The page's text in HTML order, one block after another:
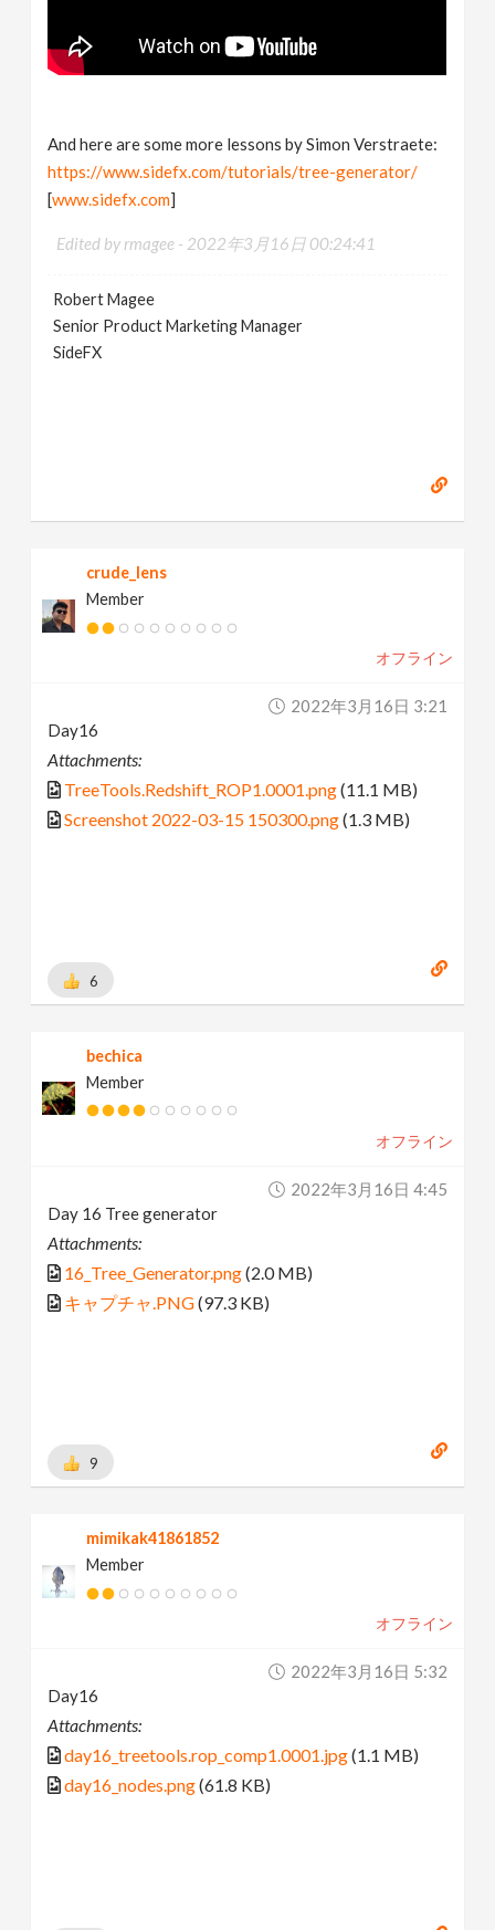
And here are some more lessons by Simon Verstraete:
https://www.sidefx.com/tutorials/tree-generator/
[www.sidefx.com]
Edited by rmagee - 2022年3月16日 00:24:41
Robert Magee
Senior Product Marketing Manager
SideFX
crude_lens
Member
オフライン
2022年3月16日 3:21
Day16
Attachments:
TreeTools.Redshift_ROP1.0001.png(11.1 MB)
Screenshot 2022-03-15 150300.png(1.3 MB)
6
bechica
Member
オフライン
2022年3月16日 4:45
Day 16 Tree generator
Attachments:
16_Tree_Generator.png(2.0 MB)
キャプチャ.PNG(97.3 KB)
9
mimikak41861852
Member
オフライン
2022年3月16日 5:32
Day16
Attachments:
day16_treetools.rop_comp1.0001.jpg(1.1 MB)
day16_nodes.png(61.8 KB)